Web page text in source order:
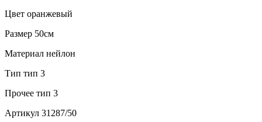
Цвет оранжевый
Размер 50см
Материал нейлон
Тип тип 3
Прочее тип 3
Артикул 31287/50